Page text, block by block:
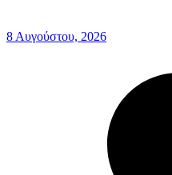
8 Αυγούστου, 2026